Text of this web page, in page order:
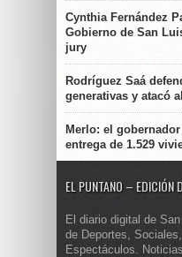
Cynthia Fernández
Gobierno de San
jury
Rodríguez Saá
generativas y atacó
Merlo: el
entrega de 1.529
EL PUNTANO – EDICIÓN
El diario digital de
de Deportes,
Espectáculos.